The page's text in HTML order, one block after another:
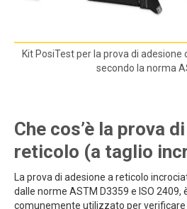
Kit PosiTest per la prova di
secondo la norma
Che cos’è la prova
reticolo (a taglio
La prova di adesione a reticolo
dalle norme ASTM D3359 e ISO 2409,
comunemente utilizzato per verificare